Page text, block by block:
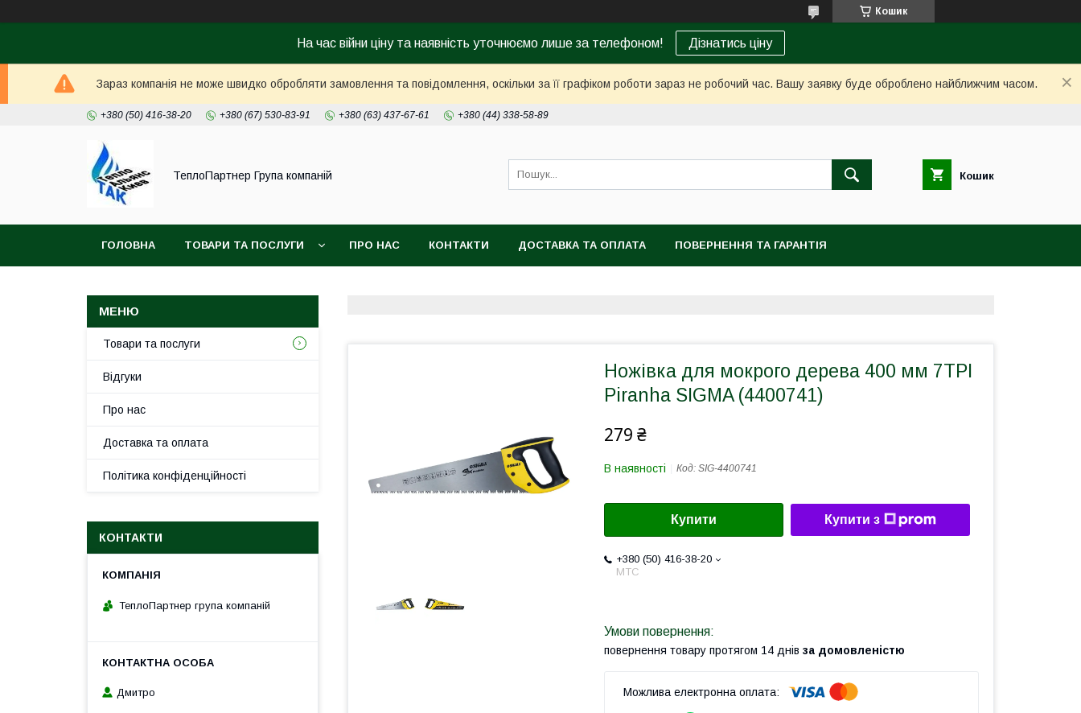
Кошик
На час війни ціну та наявність уточнюємо лише за телефоном! Дізнатись ціну
Зараз компанія не може швидко обробляти замовлення та повідомлення, оскільки за її графіком роботи зараз не робочий час. Вашу заявку буде оброблено найближчим часом.
+380 (50) 416-38-20 +380 (67) 530-83-91 +380 (63) 437-67-61 +380 (44) 338-58-89
ТеплоПартнер Група компаній Кошик
ГОЛОВНА ТОВАРИ ТА ПОСЛУГИ ПРО НАС КОНТАКТИ ДОСТАВКА ТА ОПЛАТА ПОВЕРНЕННЯ ТА ГАРАНТІЯ
Ножівка для мокрого дерева 400 мм 7TPI
Piranha SIGMA (4400741)
279 ₴
В наявності Код: SIG-4400741
Купити Купити з
+380 (50) 416-38-20
МТС
повернення товару протягом 14 днів за домовленістю
Товари та послуги
Відгуки
Про нас
Доставка та оплата
Політика конфіденційності
КОНТАКТИ
ТеплоПартнер група компаній
Дмитро